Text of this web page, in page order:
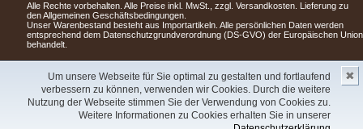
Um unsere Webseite für Sie optimal zu gestalten und fortlaufend
verbessern zu können, verwenden wir Cookies. Durch die weitere
Nutzung der Webseite stimmen Sie der Verwendung von Cookies zu.
Weitere Informationen zu Cookies erhalten Sie in unserer
✖
Alle Rechte vorbehalten. Alle Preise inkl. MwSt., zzgl. Versandkosten. Lieferung zu
den Allgemeinen Geschäftsbedingungen.
Unser Warenbestand besteht aus Importartikeln. Alle persönlichen Daten werden
entsprechend dem Datenschutzgrundverordnung (DS-GVO) der Europäischen Union
behandelt.
Сделав заказ сегодня, уже через день или два Вы можете стать обладателем
НОВИНКИ из Германии! Удачного поиска!
Copyright 2003 - 2023 © Express-Kniga
V.A.Vorobiev